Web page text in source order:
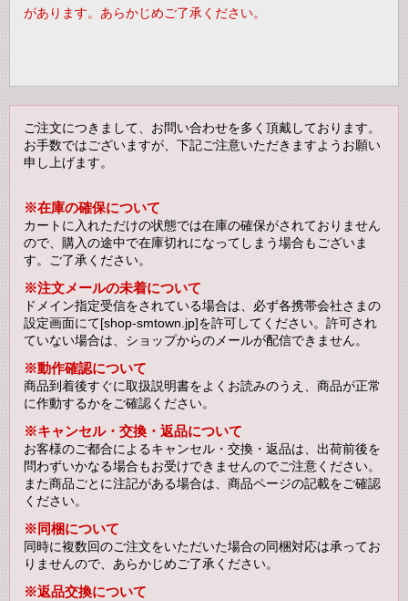
があります。あらかじめご了承ください。
ご注文につきまして、お問い合わせを多く頂戴しております。
お手数ではございますが、下記ご注意いただきますようお願い
申し上げます。
※在庫の確保について
カートに入れただけの状態では在庫の確保がされておりません
ので、購入の途中で在庫切れになってしまう場合もございま
す。ご了承ください。
※注文メールの未着について
ドメイン指定受信をされている場合は、必ず各携帯会社さまの
設定画面にて[shop-smtown.jp]を許可してください。許可され
ていない場合は、ショップからのメールが配信できません。
※動作確認について
商品到着後すぐに取扱説明書をよくお読みのうえ、商品が正常
に作動するかをご確認ください。
※キャンセル・交換・返品について
お客様のご都合によるキャンセル・交換・返品は、出荷前後を
問わずいかなる場合もお受けできませんのでご注意ください。
また商品ごとに注記がある場合は、商品ページの記載をご確認
ください。
※同梱について
同時に複数回のご注文をいただいた場合の同梱対応は承ってお
りませんので、あらかじめご了承ください。
※返品交換について